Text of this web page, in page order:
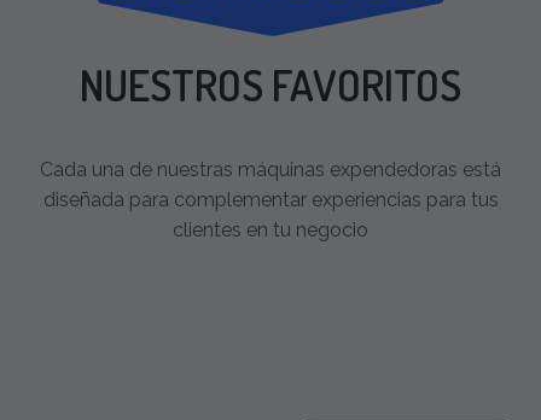
NUESTROS FAVORITOS
Cada una de nuestras máquinas expendedoras está
diseñada para complementar experiencias para tus
clientes en tu negocio